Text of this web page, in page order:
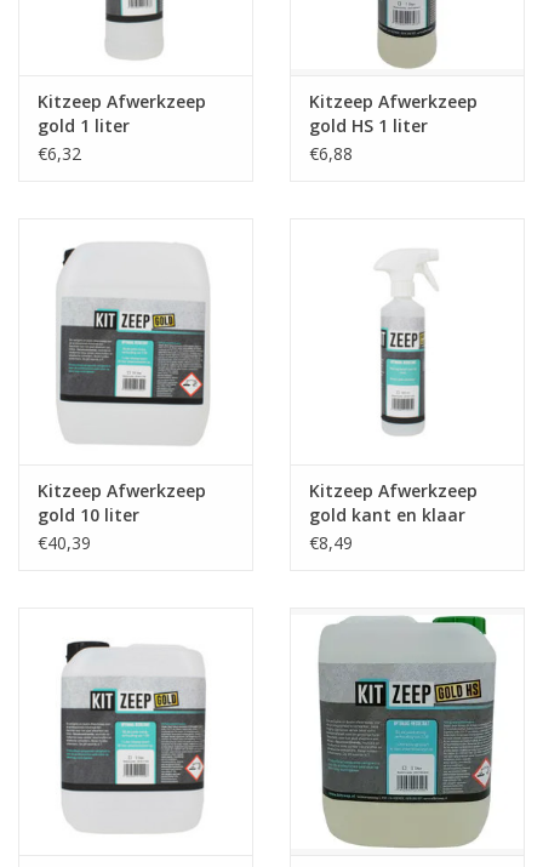
Kitzeep Afwerkzeep
gold 1 liter
€6,32
Kitzeep Afwerkzeep
gold HS 1 liter
€6,88
Kitzeep Afwerkzeep
gold 10 liter
€40,39
Kitzeep Afwerkzeep
gold kant en klaar
500ml
€8,49